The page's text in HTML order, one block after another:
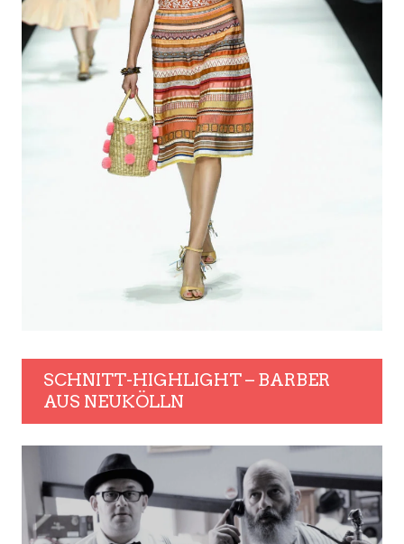
SCHNITT-HIGHLIGHT – BARBER
AUS NEUKÖLLN